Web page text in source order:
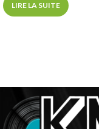
LIRE LA SUITE